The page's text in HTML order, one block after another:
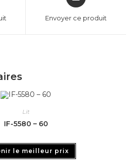
Envoyer ce produit
Lit
IF-5580 – 60
le meilleur prix